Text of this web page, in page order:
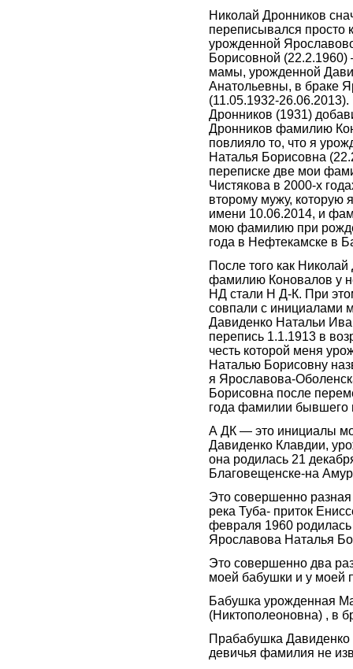
Николай Дронников
переписывался просто
урожденной
Борисовной
мамы, урожденной
Анатольевны, в браке
(11.05.1932-
Дронников (1931)
Дронников фамилию
повлияло то, что я
Наталья Борисовна
переписке две мои
Чистякова в 2000-х
второму мужу, которую
имени 10.06.2014, и
мою фамилию при
года в Нефтекамске в
После того как
фамилию Коновалов у
НД стали Н Д-К. При
совпали с инициалами
Давиденко Натальи
перепись 1.1.1913 в
честь которой меня
Наталью Борисовну
я Ярославова-
Борисовна после
года фамилии бывшего
А ДК — это инициалы
Давиденко Клавдии,
она родилась 21
Благовещенске-на
Это совершенно
река Туба- приток
февраля 1960
Ярославова Наталья
Это совершенно два
моей бабушки и у моей
Бабушка урожденная
(Никтополеоновна) , в
Прабабушка
девичья фамилия не